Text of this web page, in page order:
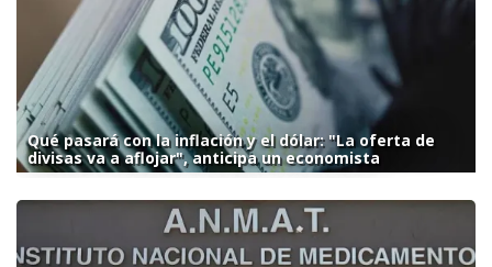
Qué pasará con la inflación y el dólar: "La oferta de
divisas va a aflojar", anticipa un economista